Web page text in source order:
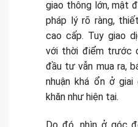
giao thông lớn, mật
pháp lý rõ ràng,
cao cấp. Tuy giao
với thời điểm trước
đầu tư vẫn mua ra,
nhuận khá ổn ở
khăn như hiện tại.
Do đó, nhìn ở góc